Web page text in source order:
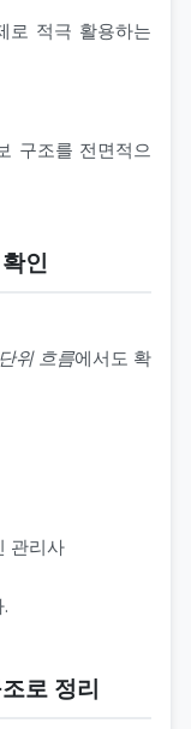
로 적극 활용하는
구조를 전면적으
인
위 흐름에서도 확
관리사
로 정리